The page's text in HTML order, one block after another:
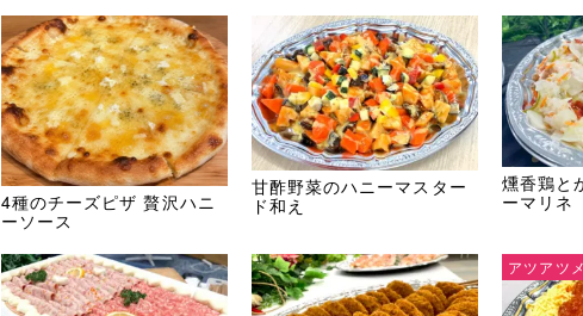
4種のチーズピザ 贅沢ハニ
ーソース
甘酢野菜のハニーマスター
ド和え
燻香鶏と
ーマリネ
アツアツ